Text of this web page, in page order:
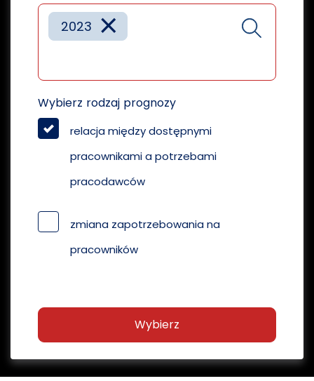
×
2023
Wybierz rodzaj prognozy
relacja między dostępnymi
pracownikami a potrzebami
pracodawców
zmiana zapotrzebowania na
pracowników
Wybierz